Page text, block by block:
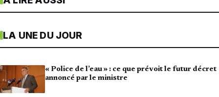
LA UNE DU JOUR
« Police de l’eau » : ce que prévoit le futur décret
annoncé par le ministre